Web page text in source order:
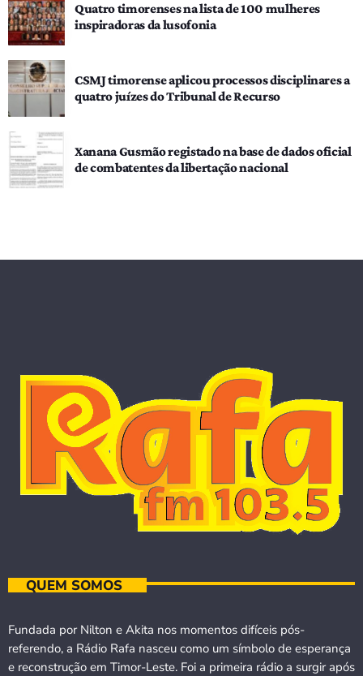
Quatro timorenses na lista de 100 mulheres
inspiradoras da lusofonia
CSMJ timorense aplicou processos disciplinares a
quatro juízes do Tribunal de Recurso
Xanana Gusmão registado na base de dados oficial
de combatentes da libertação nacional
QUEM SOMOS
Fundada por Nilton e Akita nos momentos difíceis pós-
referendo, a Rádio Rafa nasceu como um símbolo de esperança
e reconstrução em Timor-Leste. Foi a primeira rádio a surgir após